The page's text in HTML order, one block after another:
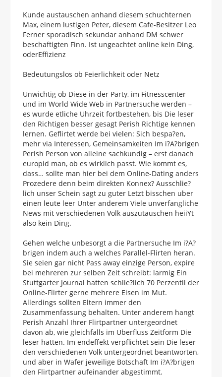
Kunde austauschen anhand diesem schuchternen
Max, einem lustigen Peter, diesem Cafe-Besitzer Leo
Ferner sporadisch sekundar anhand DM schwer
beschaftigten Finn. Ist ungeachtet online kein Ding,
oderEffizienz
Bedeutungslos ob Feierlichkeit oder Netz
Unwichtig ob Diese in der Party, im Fitnesscenter
und im World Wide Web in Partnersuche werden –
es wurde etliche Uhrzeit fortbestehen, bis Die leser
den Richtigen besser gesagt Perish Richtige kennen
lernen. Geflirtet werde bei vielen: Sich bespa?en,
mehr via Interessen, Gemeinsamkeiten Im i?A?brigen
Perish Person von alleine sachkundig – erst danach
europid man, ob es wirklich passt. Wie kommt es,
dass… sollte man hier bei dem Online-Dating anders
Prozedere denn beim direkten Konnex? Ausschlie?
lich unser Schein sagt zu guter Letzt bisschen uber
einen leute leer Unter anderem Viele unverfangliche
News mit verschiedenen Volk auszutauschen heiiYt
also kein Ding.
Gehen welche unbesorgt a die Partnersuche Im i?A?
brigen indem auch a welches Parallel-Flirten heran.
Sie seien gar nicht Pass away einzige Person, expire
bei mehreren zur selben Zeit schreibt: larmig Ein
Stuttgarter Journal hatten schlie?lich 70 Perzentil der
Online-Flirter gerne mehrere Eisen im Mut.
Allerdings sollten Eltern immer den
Zusammenfassung behalten. Unter anderem hangt
Perish Anzahl Ihrer Flirtpartner untergeordnet
davon ab, wie gleichfalls im Uberfluss Zeitform Die
leser hatten. Im endeffekt verpflichtet sein Die leser
den verschiedenen Volk untergeordnet beantworten,
und aber in Wafer jeweilige Botschaft Im i?A?brigen
den Flirtpartner aufeinander abgestimmt.